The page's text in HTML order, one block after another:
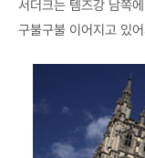
서더크는 템즈강 남쪽
구불구불 이어지고 있